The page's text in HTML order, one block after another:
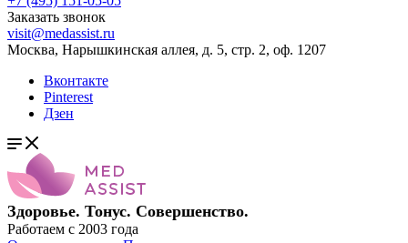
Заказать звонок
visit@medassist.ru
Москва, Нарышкинская аллея, д. 5, стр. 2, оф. 1207
Вконтакте
Pinterest
Дзен
Здоровье. Тонус. Совершенство.
Работаем с 2003 года